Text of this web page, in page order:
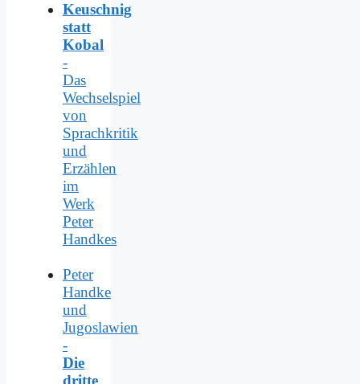
Keuschnig
statt
Kobal
-
Das
Wechselspiel
von
Sprachkritik
und
Erzählen
im
Werk
Peter
Handkes
Peter
Handke
und
Jugoslawien
-
Die
dritte